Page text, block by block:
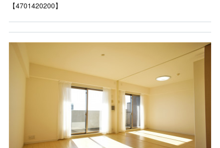
【4701420200】